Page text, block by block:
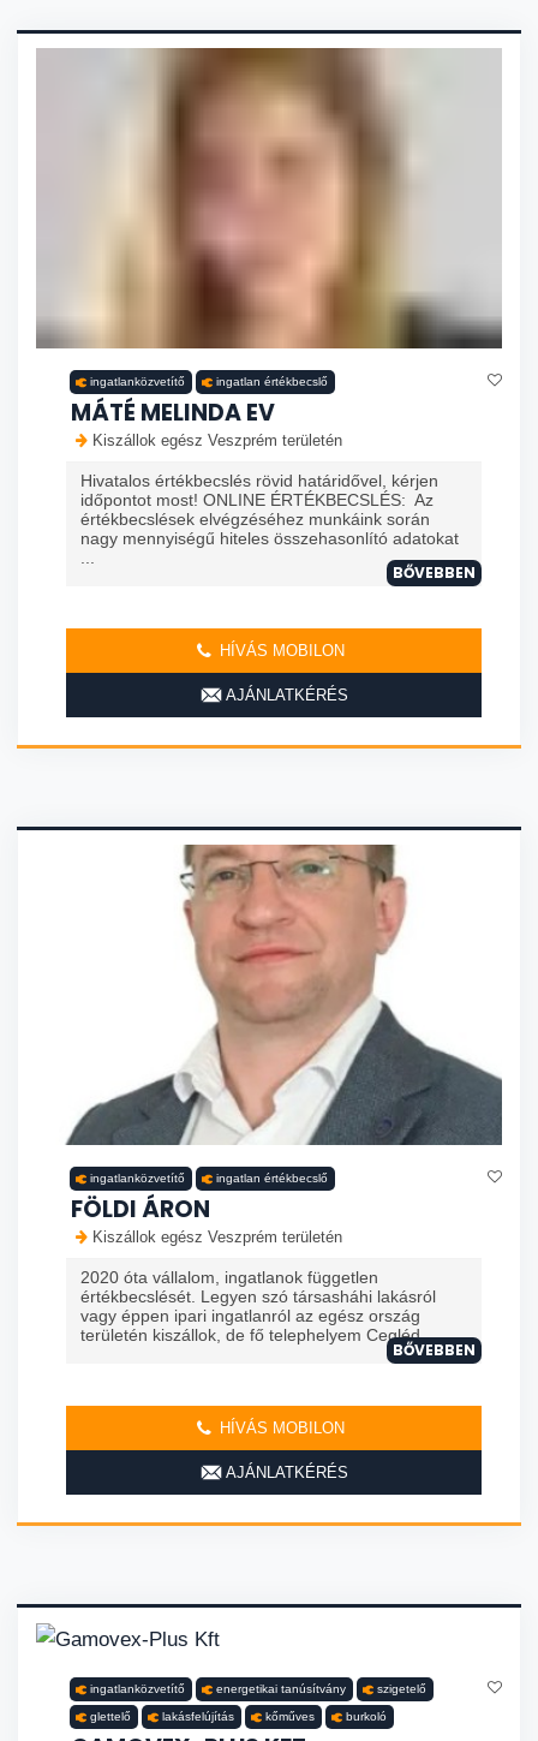
ingatlanközvetítő ingatlan értékbecslő
MÁTÉ MELINDA EV
Kiszállok egész Veszprém területén
Hivatalos értékbecslés rövid határidővel, kérjen
időpontot most! ONLINE ÉRTÉKBECSLÉS: Az
értékbecslések elvégzéséhez munkáink során
nagy mennyiségű hiteles összehasonlító adatokat
BŐVEBBEN
HÍVÁS MOBILON
AJÁNLATKÉRÉS
ingatlanközvetítő ingatlan értékbecslő
FÖLDI ÁRON
Kiszállok egész Veszprém területén
2020 óta vállalom, ingatlanok független
értékbecslését. Legyen szó társasháhi lakásról
vagy éppen ipari ingatlanról az egész ország
területén kiszállok, de fő telephelyem Cegléd ...
BŐVEBBEN
HÍVÁS MOBILON
AJÁNLATKÉRÉS
ingatlanközvetítő energetikai tanúsítvány szigetelő
glettelő lakásfelújítás kőműves burkoló